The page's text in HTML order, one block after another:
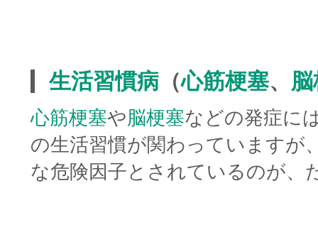
生活習慣病 （心筋梗塞、
心筋梗塞や脳梗塞などの発症に
の生活習慣が関わっていますが
な危険因子とされているのが、